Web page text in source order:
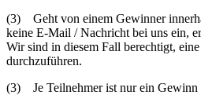
(3) Geht von einem Gewinner
keine E-Mail / Nachricht bei uns ein,
Wir sind in diesem Fall berechtigt,
durchzuführen.
(3) Je Teilnehmer ist nur ein Gewinn